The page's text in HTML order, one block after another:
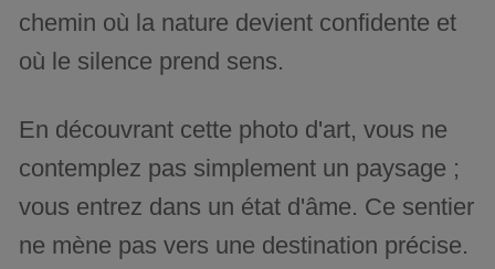
chemin où la nature devient confidente et
où le silence prend sens.
En découvrant cette photo d'art, vous ne
contemplez pas simplement un paysage ;
vous entrez dans un état d'âme. Ce sentier
ne mène pas vers une destination précise.